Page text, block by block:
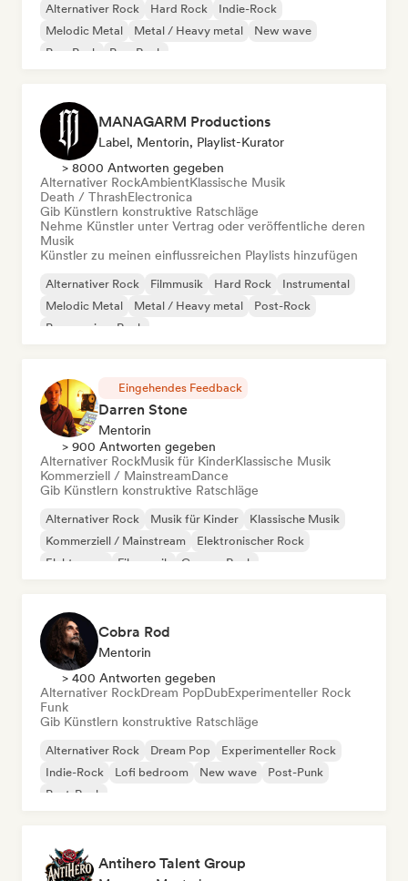
Alternativer Rock Hard Rock
Indie-Rock
Melodic Metal
Metal / Heavy metal
New wave
Pop-Punk
Pop-Rock
MANAGARM Productions
Label, Mentorin, Playlist-Kurator
> 8000 Antworten gegeben
Alternativer RockAmbientKlassische Musik
Death / ThrashElectronica
Gib Künstlern konstruktive Ratschläge
Nehme Künstler unter Vertrag oder veröffentliche deren
Musik
Künstler zu meinen einflussreichen Playlists hinzufügen
Alternativer Rock Filmmusik Hard Rock
Instrumental
Melodic Metal
Metal / Heavy metal
Post-Rock
Progressiver Rock
Eingehendes Feedback
Darren Stone
Mentorin
> 900 Antworten gegeben
Alternativer RockMusik für KinderKlassische Musik
Kommerziell / MainstreamDance
Gib Künstlern konstruktive Ratschläge
Alternativer Rock Musik für Kinder
Klassische Musik
Kommerziell / Mainstream
Elektronischer Rock
Elektropop
Filmmusik Garage-Rock
Cobra Rod
Mentorin
> 400 Antworten gegeben
Alternativer RockDream PopDubExperimenteller Rock
Funk
Gib Künstlern konstruktive Ratschläge
Alternativer Rock Dream Pop
Experimenteller Rock
Indie-Rock
Lofi bedroom New wave
Post-Punk
Post-Rock
Antihero Talent Group